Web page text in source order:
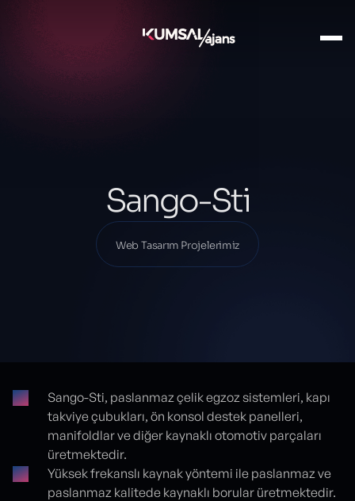
Projelerimiz
Web Tasarım Projelerimiz
Sango-Sti
Web Tasarım Projelerimiz
Proje detayları
Sango-Sti, paslanmaz çelik egzoz sistemleri, kapı
takviye çubukları, ön konsol destek panelleri,
manifoldlar ve diğer kaynaklı otomotiv parçaları
üretmektedir.
Yüksek frekanslı kaynak yöntemi ile paslanmaz ve
paslanmaz kalitede kaynaklı borular üretmektedir.